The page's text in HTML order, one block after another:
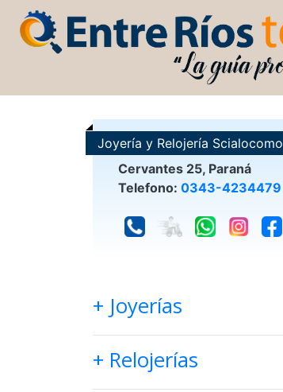
Joyería y Relojería Scialocomo
Cervantes 25, Paraná
Telefono: 0343-4234479
+ Joyerías
+ Relojerías